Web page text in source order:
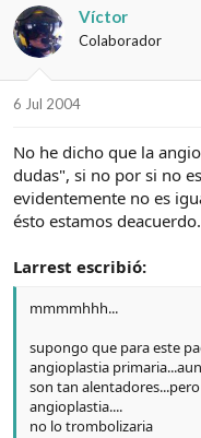
Víctor
Colaborador
6 Jul 2004
No he dicho que la
dudas", si no por si no
evidentemente no es
ésto estamos deacuerdo.
Larrest escribió:
mmmmhhh...
supongo que para este
angioplastia
son tan
angioplastia....
no lo trombolizaria